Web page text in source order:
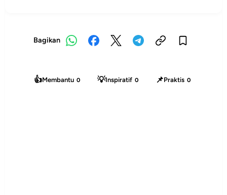
Bagikan
👍Membantu 0 💡Inspiratif 0 📌Praktis 0